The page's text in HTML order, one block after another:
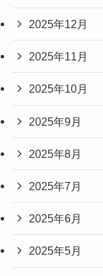
2025年12月
2025年11月
2025年10月
2025年9月
2025年8月
2025年7月
2025年6月
2025年5月